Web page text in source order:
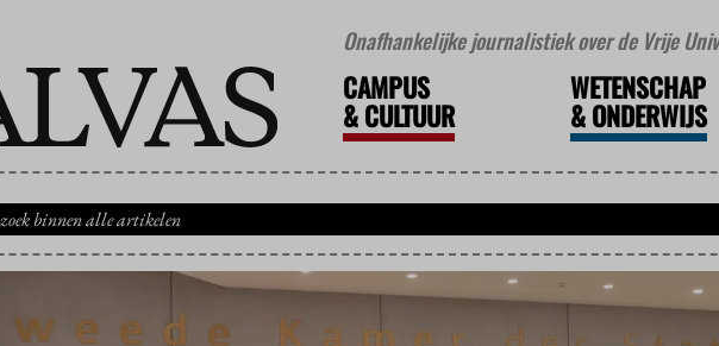
Onafhankelijke journalistiek over de Vrije
CAMPUS
&CULTUUR
WETENSCHAP
&ONDERWIJS